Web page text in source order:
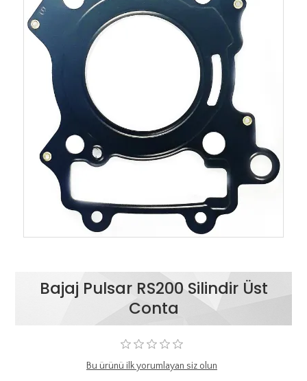
Bajaj Pulsar RS200 Silindir Üst
Conta
Bu ürünü ilk yorumlayan siz olun